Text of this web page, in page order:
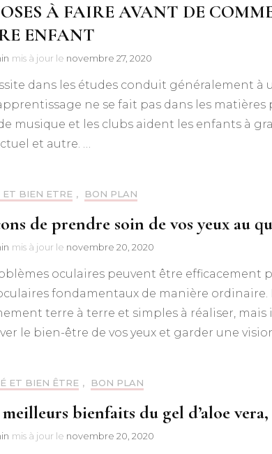
À FAIRE AVANT DE
ENFANT
mis à jour le novembre 27, 2020
dans les études conduit généralement à
ne se fait pas dans les
musique et les clubs aident les enfants à
et autre. …
ET BIEN ETRE , BON PLAN
de prendre soin de vos yeux au
mis à jour le novembre 20, 2020
oculaires peuvent être efficacement
fondamentaux de manière
terre à terre et simples à réaliser,
le bien-être de vos yeux et garder une
ET BIEN ÊTRE , BON PLAN
meilleurs bienfaits du gel d’aloe
mis à jour le novembre 20, 2020